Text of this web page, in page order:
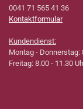
0041 71 565 41 36
Kontaktformular
Kundendienst:
Montag - Donnerstag:
Freitag: 8.00 - 11.30